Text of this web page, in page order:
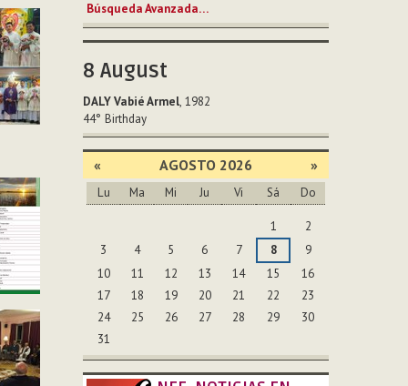
Búsqueda Avanzada…
8 August
DALY Vabié Armel, 1982
44° Birthday
« AGOSTO 2026 »
Lu Ma Mi Ju Vi Sá Do
1
2
3
4 5 6 7 8
9
10
11 12 13 14 15
16
17
18 19 20 21 22
23
24
25 26 27 28 29
30
31